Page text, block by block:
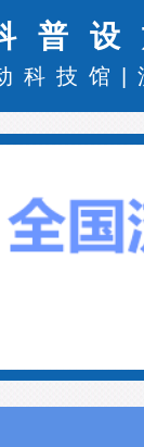
普设
科技馆